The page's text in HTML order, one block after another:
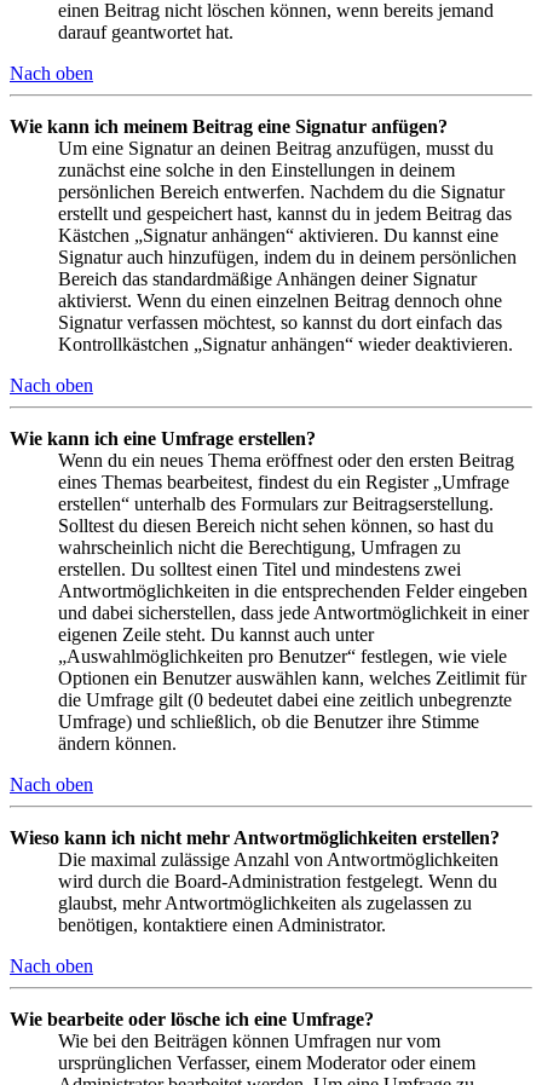
einen Beitrag nicht löschen können, wenn bereits jemand
darauf geantwortet hat.
Nach oben
Wie kann ich meinem Beitrag eine Signatur anfügen?
Um eine Signatur an deinen Beitrag anzufügen, musst du
zunächst eine solche in den Einstellungen in deinem
persönlichen Bereich entwerfen. Nachdem du die Signatur
erstellt und gespeichert hast, kannst du in jedem Beitrag das
Kästchen „Signatur anhängen“ aktivieren. Du kannst eine
Signatur auch hinzufügen, indem du in deinem persönlichen
Bereich das standardmäßige Anhängen deiner Signatur
aktivierst. Wenn du einen einzelnen Beitrag dennoch ohne
Signatur verfassen möchtest, so kannst du dort einfach das
Kontrollkästchen „Signatur anhängen“ wieder deaktivieren.
Nach oben
Wie kann ich eine Umfrage erstellen?
Wenn du ein neues Thema eröffnest oder den ersten Beitrag
eines Themas bearbeitest, findest du ein Register „Umfrage
erstellen“ unterhalb des Formulars zur Beitragserstellung.
Solltest du diesen Bereich nicht sehen können, so hast du
wahrscheinlich nicht die Berechtigung, Umfragen zu
erstellen. Du solltest einen Titel und mindestens zwei
Antwortmöglichkeiten in die entsprechenden Felder eingeben
und dabei sicherstellen, dass jede Antwortmöglichkeit in einer
eigenen Zeile steht. Du kannst auch unter
„Auswahlmöglichkeiten pro Benutzer“ festlegen, wie viele
Optionen ein Benutzer auswählen kann, welches Zeitlimit für
die Umfrage gilt (0 bedeutet dabei eine zeitlich unbegrenzte
Umfrage) und schließlich, ob die Benutzer ihre Stimme
ändern können.
Nach oben
Wieso kann ich nicht mehr Antwortmöglichkeiten erstellen?
Die maximal zulässige Anzahl von Antwortmöglichkeiten
wird durch die Board-Administration festgelegt. Wenn du
glaubst, mehr Antwortmöglichkeiten als zugelassen zu
benötigen, kontaktiere einen Administrator.
Nach oben
Wie bearbeite oder lösche ich eine Umfrage?
Wie bei den Beiträgen können Umfragen nur vom
ursprünglichen Verfasser, einem Moderator oder einem